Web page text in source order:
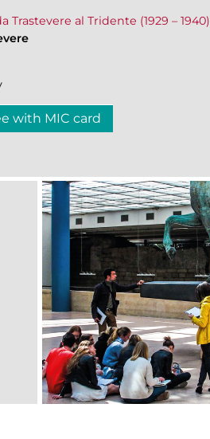
Trastevere al Tridente (1929 – 1940)
with MIC card